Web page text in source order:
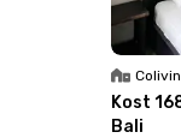
Kost
Bali